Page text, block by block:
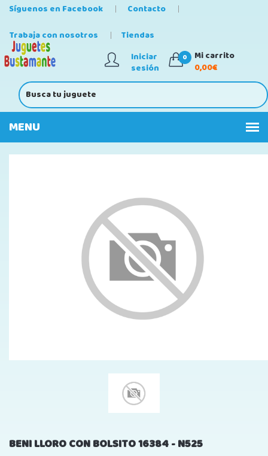
Síguenos en Facebook
Contacto
Trabaja con nosotros
Tiendas
Iniciar
sesión
0
Mi carrito
0,00€
BENI LLORO CON BOLSITO 16384 - N525